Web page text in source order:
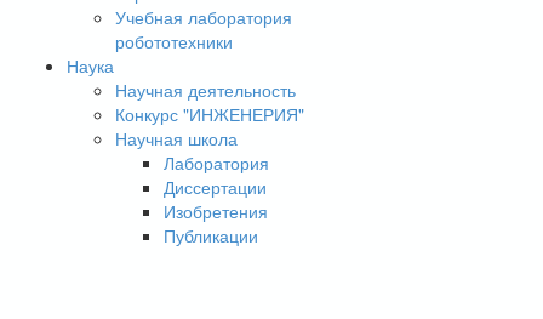
Учебная лаборатория
робототехники
Наука
Научная деятельность
Конкурс "ИНЖЕНЕРИЯ"
Научная школа
Лаборатория
Диссертации
Изобретения
Публикации